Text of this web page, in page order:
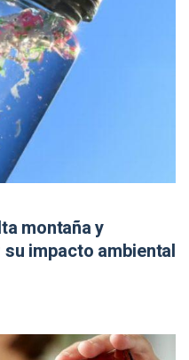
montaña y
impacto ambiental